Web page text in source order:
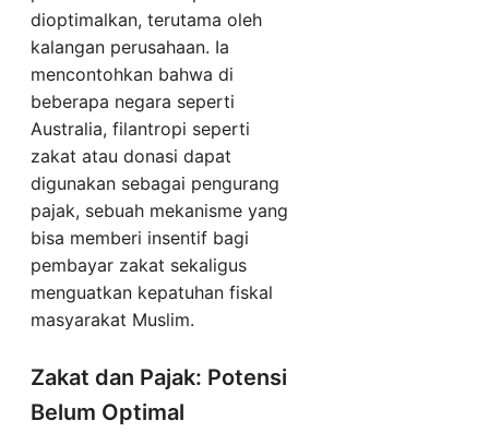
dioptimalkan, terutama oleh
kalangan perusahaan. Ia
mencontohkan bahwa di
beberapa negara seperti
Australia, filantropi seperti
zakat atau donasi dapat
digunakan sebagai pengurang
pajak, sebuah mekanisme yang
bisa memberi insentif bagi
pembayar zakat sekaligus
menguatkan kepatuhan fiskal
masyarakat Muslim.
Zakat dan Pajak: Potensi
Belum Optimal